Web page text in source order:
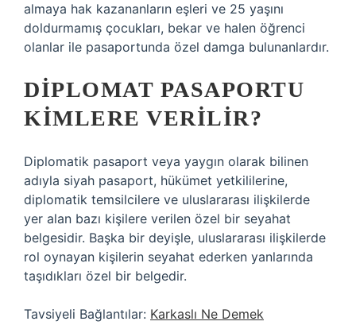
almaya hak kazananların eşleri ve 25 yaşını
doldurmamış çocukları, bekar ve halen öğrenci
olanlar ile pasaportunda özel damga bulunanlardır.
DIPLOMAT PASAPORTU
KIMLERE VERILIR?
Diplomatik pasaport veya yaygın olarak bilinen
adıyla siyah pasaport, hükümet yetkililerine,
diplomatik temsilcilere ve uluslararası ilişkilerde
yer alan bazı kişilere verilen özel bir seyahat
belgesidir. Başka bir deyişle, uluslararası ilişkilerde
rol oynayan kişilerin seyahat ederken yanlarında
taşıdıkları özel bir belgedir.
Tavsiyeli Bağlantılar: Karkaslı Ne Demek